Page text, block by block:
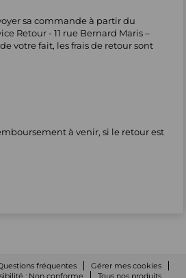
sa commande à partir du
Retour - 11 rue Bernard Maris –
votre fait, les frais de retour sont
à venir, si le retour est
fréquentes
Gérer mes cookies
: Non conforme Tous nos produits